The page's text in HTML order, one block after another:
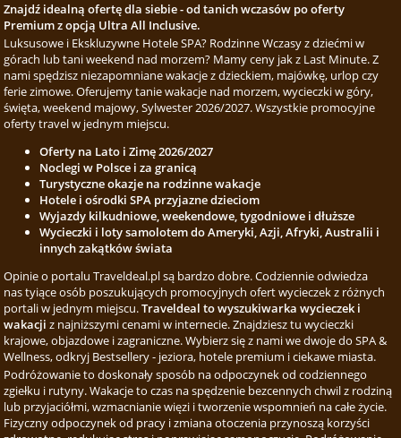
Znajdź idealną ofertę dla siebie - od tanich wczasów po oferty
Premium z opcją Ultra All Inclusive.
Luksusowe i Ekskluzywne Hotele SPA? Rodzinne Wczasy z dziećmi w
górach lub tani weekend nad morzem? Mamy ceny jak z Last Minute. Z
nami spędzisz niezapomniane wakacje z dzieckiem, majówkę, urlop czy
ferie zimowe. Oferujemy tanie wakacje nad morzem, wycieczki w góry,
święta, weekend majowy, Sylwester 2026/2027. Wszystkie promocyjne
oferty travel w jednym miejscu.
Oferty na Lato i Zimę 2026/2027
Noclegi w Polsce i za granicą
Turystyczne okazje na rodzinne wakacje
Hotele i ośrodki SPA przyjazne dzieciom
Wyjazdy kilkudniowe, weekendowe, tygodniowe i dłuższe
Wycieczki i loty samolotem do Ameryki, Azji, Afryki, Australii i
innych zakątków świata
Opinie o portalu Traveldeal.pl są bardzo dobre. Codziennie odwiedza
nas tyiące osób poszukujących promocyjnych ofert wycieczek z różnych
portali w jednym miejscu.Traveldeal to wyszukiwarka wycieczek i
wakacji z najniższymi cenami w internecie. Znajdziesz tu wycieczki
krajowe, objazdowe i zagraniczne. Wybierz się z nami we dwoje do SPA &
Wellness, odkryj Bestsellery - jeziora, hotele premium i ciekawe miasta.
Podróżowanie to doskonały sposób na odpoczynek od codziennego
zgiełku i rutyny. Wakacje to czas na spędzenie bezcennych chwil z rodziną
lub przyjaciółmi, wzmacnianie więzi i tworzenie wspomnień na całe życie.
Fizyczny odpoczynek od pracy i zmiana otoczenia przynoszą korzyści